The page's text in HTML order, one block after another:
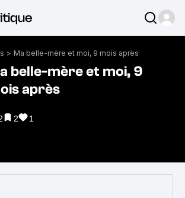
> Ma belle-mère et moi, 9 mois après
belle-mère et moi, 9
après
2 1